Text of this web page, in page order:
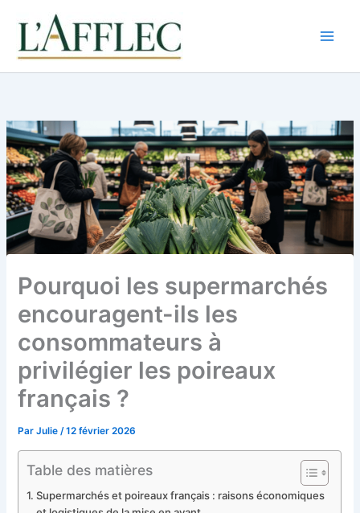
contenu
Pourquoi les supermarchés
encouragent-ils les
consommateurs à
privilégier les poireaux
français ?
ParJulie/12 février 2026
Table des matières
Supermarchés et poireaux français : raisons économiques